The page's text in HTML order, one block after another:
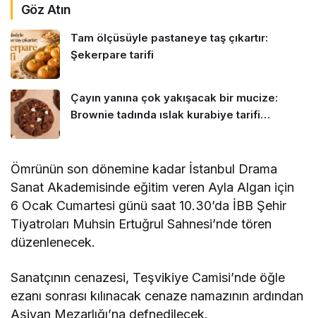
Göz Atın
Tam ölçüsüyle pastaneye taş çıkartır:
Şekerpare tarifi
Çayın yanına çok yakışacak bir mucize:
Brownie tadında ıslak kurabiye tarifi…
Ömrünün son dönemine kadar İstanbul Drama
Sanat Akademisinde eğitim veren Ayla Algan için
6 Ocak Cumartesi günü saat 10.30’da İBB Şehir
Tiyatroları Muhsin Ertuğrul Sahnesi’nde tören
düzenlenecek.
Sanatçının cenazesi, Teşvikiye Camisi’nde öğle
ezanı sonrası kılınacak cenaze namazının ardından
Aşiyan Mezarlığı’na defnedilecek.